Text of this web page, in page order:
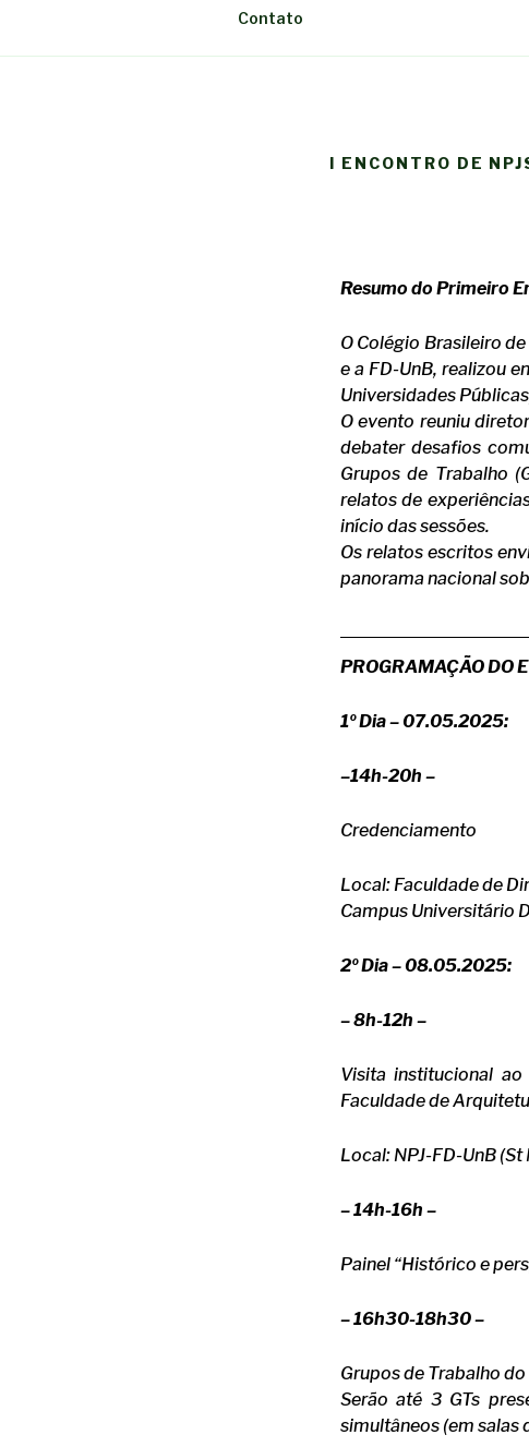
Contato
I ENCONTRO DE
Resumo do Primeiro
O Colégio Brasileiro
e a FD-UnB, realizou
Universidades
O evento reuniu
debater desafios
Grupos de Trabalho
relatos de
início das sessões.
Os relatos escritos
panorama nacional
PROGRAMAÇÃO DO
1º Dia – 07.05.2025:
–14h-20h –
Credenciamento
Local: Faculdade de
Campus Universitário
2º Dia – 08.05.2025:
– 8h-12h –
Visita institucional ao
Faculdade de
Local: NPJ-FD-UnB (St
– 14h-16h –
Painel “Histórico e
– 16h30-18h30 –
Grupos de Trabalho
Serão até 3 GTs
simultâneos (em salas